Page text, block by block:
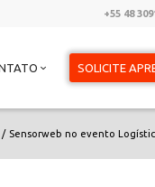
+55 48
SOLICITE
/ Sensorweb no evento